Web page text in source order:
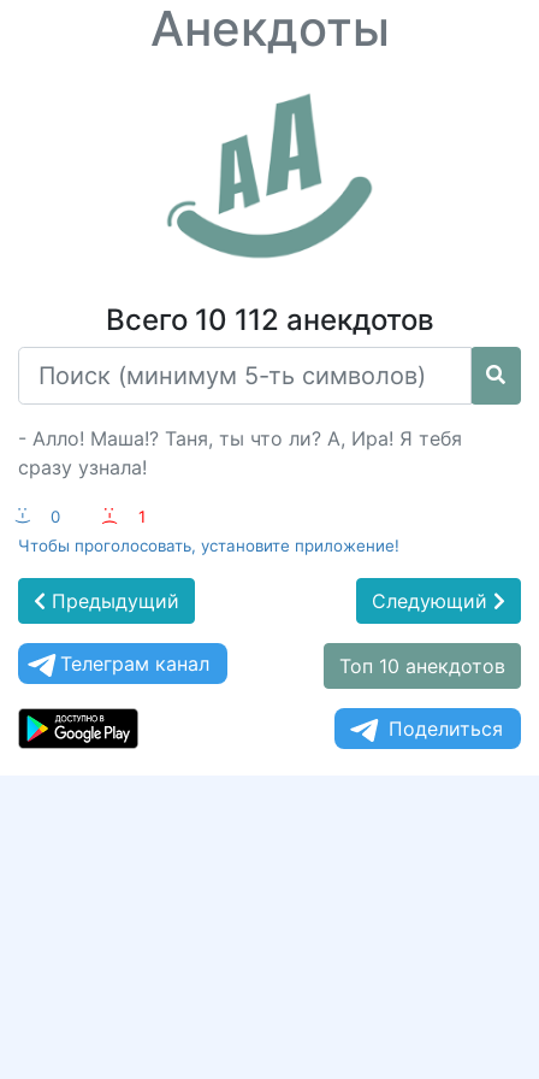
Анекдоты
Всего 10 112 анекдотов
- Алло! Маша!? Таня, ты что ли? А, Ира! Я тебя
сразу узнала!
:-) 0 :-(
1
Чтобы проголосовать, установите приложение!
Предыдущий Следующий
Телеграм канал Топ 10 анекдотов
Поделиться